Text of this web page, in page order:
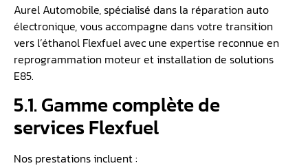
Aurel Automobile, spécialisé dans la réparation auto
électronique, vous accompagne dans votre transition
vers l’éthanol Flexfuel avec une expertise reconnue en
reprogrammation moteur et installation de solutions
E85.
5.1. Gamme complète de
services Flexfuel
Nos prestations incluent :